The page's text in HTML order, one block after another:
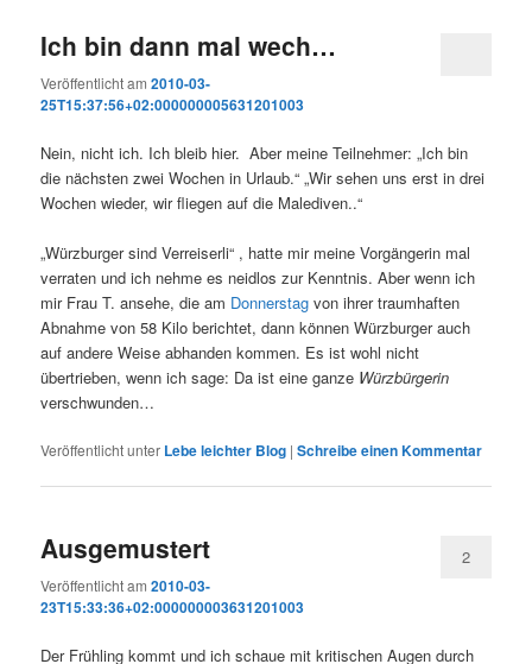
Ich bin dann mal wech…
Veröffentlicht am2010-03-
25T15:37:56+02:000000005631201003
Nein, nicht ich. Ich bleib hier. Aber meine Teilnehmer: „Ich bin
die nächsten zwei Wochen in Urlaub.“ „Wir sehen uns erst in drei
Wochen wieder, wir fliegen auf die Malediven..“
„Würzburger sind Verreiserli“ , hatte mir meine Vorgängerin mal
verraten und ich nehme es neidlos zur Kenntnis. Aber wenn ich
mir Frau T. ansehe, die am Donnerstag von ihrer traumhaften
Abnahme von 58 Kilo berichtet, dann können Würzburger auch
auf andere Weise abhanden kommen. Es ist wohl nicht
übertrieben, wenn ich sage: Da ist eine ganze Würzbürgerin
verschwunden…
Veröffentlicht unter Lebe leichter Blog |Schreibe einen Kommentar
Ausgemustert
Veröffentlicht am2010-03-
23T15:33:36+02:000000003631201003
2
Der Frühling kommt und ich schaue mit kritischen Augen durch